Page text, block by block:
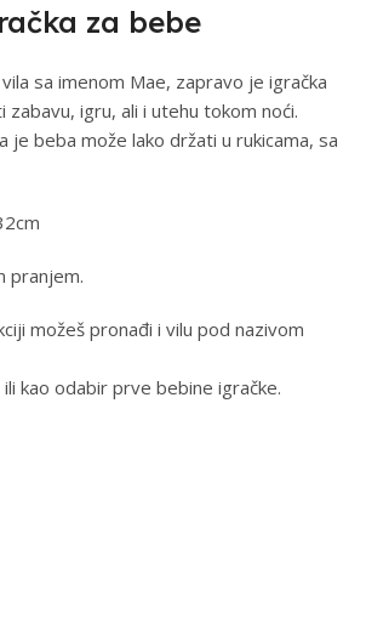
za bebe
vila sa imenom Mae, zapravo je igračka
zabavu, igru, ali i utehu tokom noći.
je beba može lako držati u rukicama, sa
pranjem.
možeš pronađi i vilu pod nazivom
kao odabir prve bebine igračke.